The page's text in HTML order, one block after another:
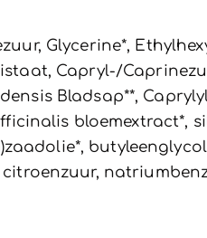
Glycerine*,
Capryl-/
Bladsap**,
bloemextract*,